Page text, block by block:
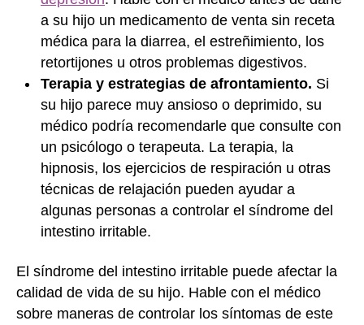
a su hijo un medicamento de venta sin receta
médica para la diarrea, el estreñimiento, los
retortijones u otros problemas digestivos.
Terapia y estrategias de afrontamiento. Si
su hijo parece muy ansioso o deprimido, su
médico podría recomendarle que consulte con
un psicólogo o terapeuta. La terapia, la
hipnosis, los ejercicios de respiración u otras
técnicas de relajación pueden ayudar a
algunas personas a controlar el síndrome del
intestino irritable.
El síndrome del intestino irritable puede afectar la
calidad de vida de su hijo. Hable con el médico
sobre maneras de controlar los síntomas de este